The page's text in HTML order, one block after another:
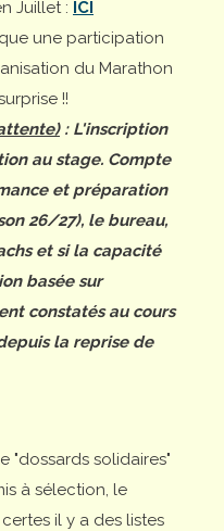
Juillet : ICI
une participation
du Marathon
!!
: L'inscription
au stage. Compte
et préparation
26/27), le bureau,
et si la capacité
basée sur
constatés au cours
la reprise de
"dossards solidaires"
à sélection, le
il y a des listes